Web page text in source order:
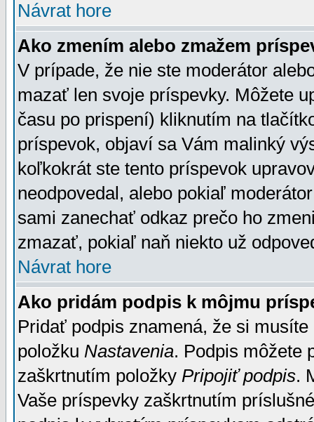
Návrat hore
Ako zmením alebo zmažem
V prípade, že nie ste moderátor
mazať len svoje príspevky. Môžete
času po prispení) kliknutím na
príspevok, objaví sa Vám malinký
koľkokrát ste tento príspevok
neodpovedal, alebo pokiaľ
sami zanechať odkaz prečo ho
zmazať, pokiaľ naň niekto už
Návrat hore
Ako pridám podpis k môjmu
Pridať podpis znamená, že si
položku Nastavenia. Podpis môžete
zaškrtnutím položky Pripojiť podpis.
Vaše príspevky zaškrtnutím